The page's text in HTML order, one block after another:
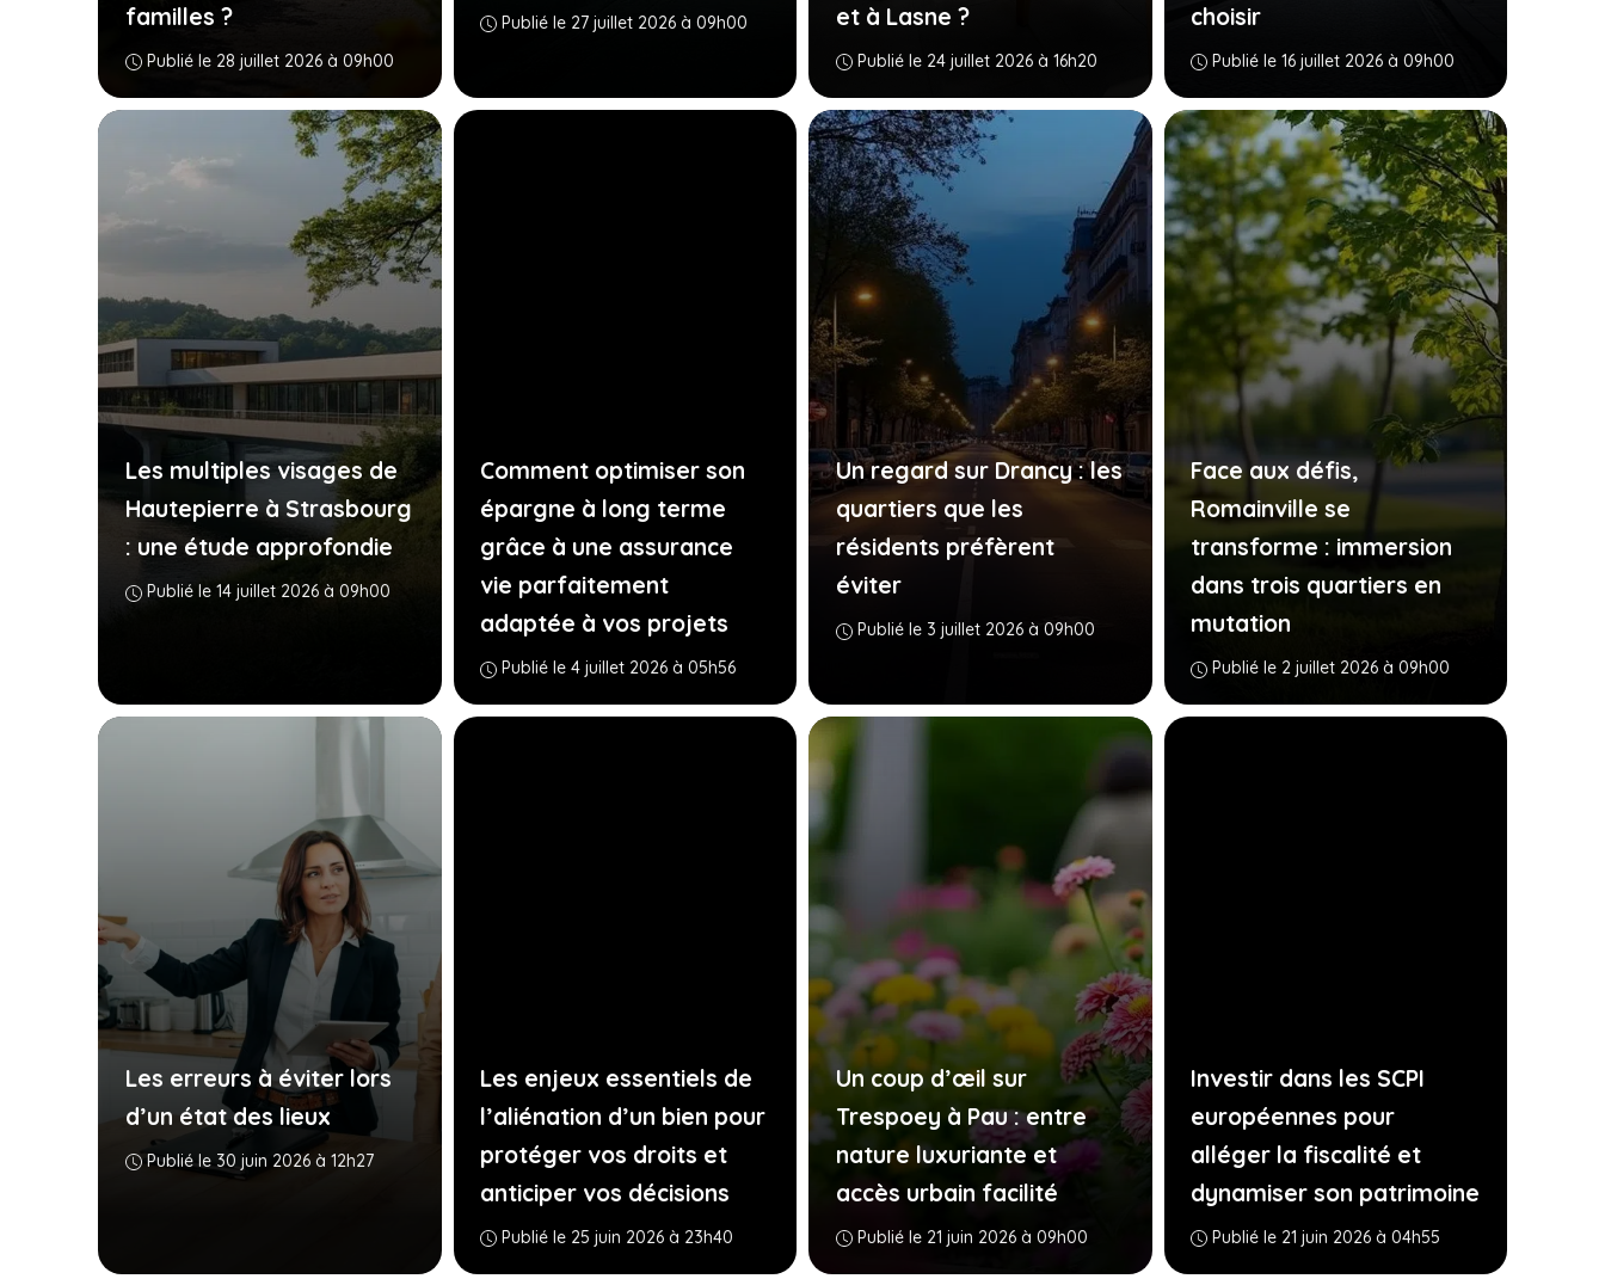
familles ?
Publié le 28 juillet 2026 à 09h00
Publié le 27 juillet 2026 à 09h00
et à Lasne ?
Publié le 24 juillet 2026 à 16h20
choisir
Publié le 16 juillet 2026 à 09h00
Les multiples visages de
Hautepierre à Strasbourg
: une étude approfondie
Publié le 14 juillet 2026 à 09h00
Comment optimiser son
épargne à long terme
grâce à une assurance
vie parfaitement
adaptée à vos projets
Publié le 4 juillet 2026 à 05h56
Un regard sur Drancy : les
quartiers que les
résidents préfèrent
éviter
Publié le 3 juillet 2026 à 09h00
Face aux défis,
Romainville se
transforme : immersion
dans trois quartiers en
mutation
Publié le 2 juillet 2026 à 09h00
Les erreurs à éviter lors
d’un état des lieux
Publié le 30 juin 2026 à 12h27
Les enjeux essentiels de
l’aliénation d’un bien pour
protéger vos droits et
anticiper vos décisions
Publié le 25 juin 2026 à 23h40
Un coup d’œil sur
Trespoey à Pau : entre
nature luxuriante et
accès urbain facilité
Publié le 21 juin 2026 à 09h00
Investir dans les SCPI
européennes pour
alléger la fiscalité et
dynamiser son patrimoine
Publié le 21 juin 2026 à 04h55